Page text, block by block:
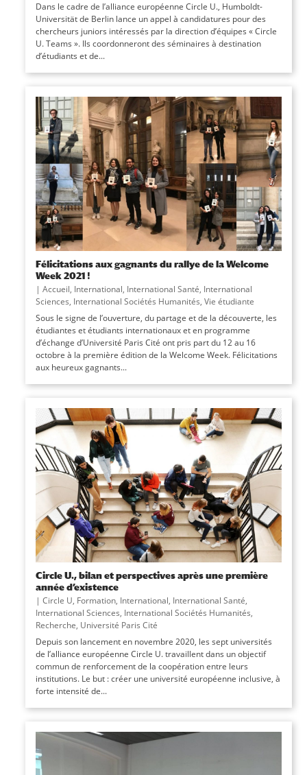
Dans le cadre de l’alliance européenne Circle U., Humboldt-
Universität de Berlin lance un appel à candidatures pour des
chercheurs juniors intéressés par la direction d’équipes « Circle
U. Teams ». Ils coordonneront des séminaires à destination
d’étudiants et de...
Félicitations aux gagnants du rallye de la Welcome
Week 2021 !
| Accueil, International, International Santé, International
Sciences, International Sociétés Humanités, Vie étudiante
Sous le signe de l’ouverture, du partage et de la découverte, les
étudiantes et étudiants internationaux et en programme
d’échange d’Université Paris Cité ont pris part du 12 au 16
octobre à la première édition de la Welcome Week. Félicitations
aux heureux gagnants...
Circle U., bilan et perspectives après une première
année d’existence
| Circle U, Formation, International, International Santé,
International Sciences, International Sociétés Humanités,
Recherche, Université Paris Cité
Depuis son lancement en novembre 2020, les sept universités
de l’alliance européenne Circle U. travaillent dans un objectif
commun de renforcement de la coopération entre leurs
institutions. Le but : créer une université européenne inclusive, à
forte intensité de...